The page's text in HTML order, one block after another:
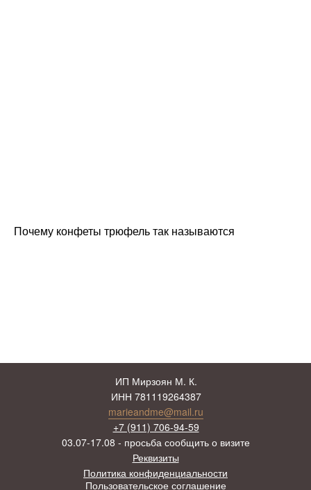
Почему конфеты трюфель так называются
Политика конфиденциальности
Пользовательское соглашение
Реквизиты
ИП Мирзоян М. К.
ИНН 781119264387
+7 (911) 706-94-59
marieandme@mail.ru
03.07-17.08 - просьба сообщить о визите